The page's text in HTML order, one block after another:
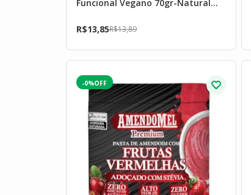
Funcional Vegano 70gr-Natural
R$13,89
R$13,85
-0%